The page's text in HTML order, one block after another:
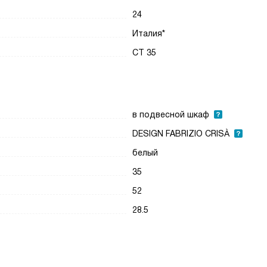
24
Италия*
CT 35
в подвесной шкаф
DESIGN FABRIZIO CRISÀ
белый
35
52
28.5